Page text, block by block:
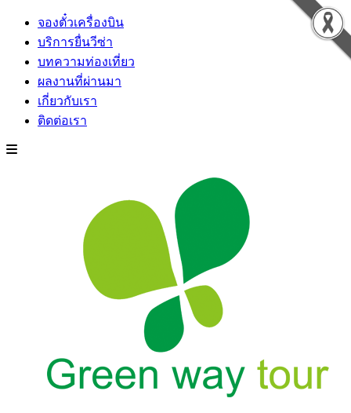
จองตั๋วเครื่องบิน
บริการยื่นวีซ่า
บทความท่องเที่ยว
ผลงานที่ผ่านมา
เกี่ยวกับเรา
ติดต่อเรา